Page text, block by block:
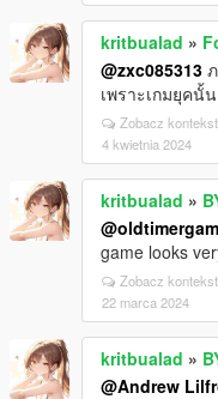
kritbualad »
@zxc085313
เพราะเกมยุคนั้
Zobacz kontekst
4 kwietnia 2024
kritbualad »
game looks
Zobacz kontekst
22 marca 2024
kritbualad »
@Andrew